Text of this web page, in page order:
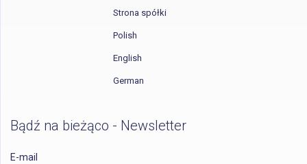
Strona spółki
Polish
English
German
Bądź na bieżąco - Newsletter
E-mail